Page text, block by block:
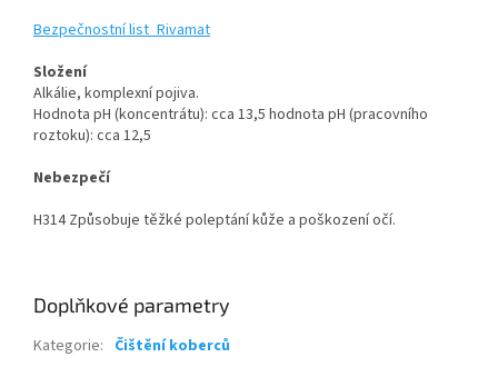
Bezpečnostní list_Rivamat
Složení
Alkálie, komplexní pojiva.
Hodnota pH (koncentrátu): cca 13,5 hodnota pH (pracovního
roztoku): cca 12,5
Nebezpečí
H314 Způsobuje těžké poleptání kůže a poškození očí.
Doplňkové parametry
Kategorie: Čištění koberců